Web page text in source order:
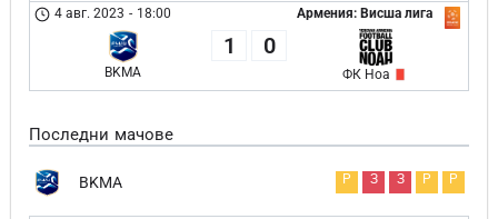
Армения: Висша лига
4 авг. 2023 - 18:00
BKMA
1 0
ФК Ноа
Последни мачове
BKMA Р З З Р Р